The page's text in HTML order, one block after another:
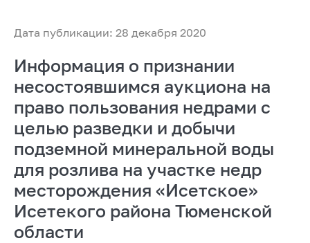
Дата публикации: 28 декабря 2020
Информация о признании
несостоявшимся аукциона на
право пользования недрами с
целью разведки и добычи
подземной минеральной воды
для розлива на участке недр
месторождения «Исетское»
Исетекого района Тюменской
области